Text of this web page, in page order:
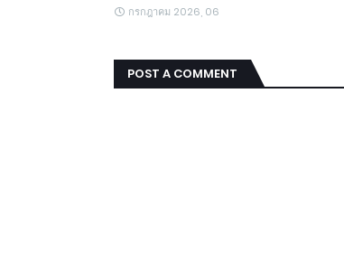
กรกฎาคม 2026, 06
POST A COMMENT